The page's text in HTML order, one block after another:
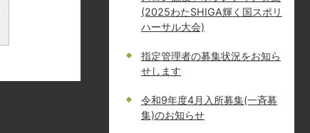
(2025わたSHIGA輝く国スポリ
ハーサル大会)
指定管理者の募集状況をお知ら
せします
令和9年度4月入所募集(一斉募
集)のお知らせ